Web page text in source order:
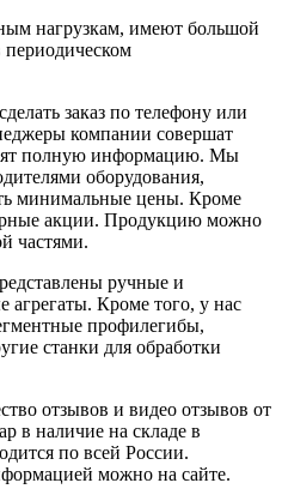
нагрузкам, имеют большой
заказ по телефону или
компании совершат
полную информацию. Мы
оборудования,
минимальные цены. Кроме
акции. Продукцию можно
частями.
ручные и
агрегаты. Кроме того, у нас
профилегибы,
станки для обработки
отзывов и видео отзывов от
в наличие на складе в
по всей России.
можно на сайте.